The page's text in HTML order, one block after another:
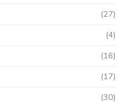
(27)
(4)
(16)
(17)
(30)